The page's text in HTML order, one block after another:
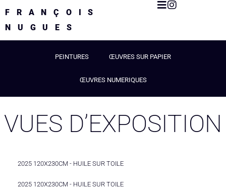
FRANÇOIS
NUGUES
PEINTURES ŒUVRES SUR PAPIER
ŒUVRES NUMERIQUES
VUES D’EXPOSITION
2025 120X230CM - HUILE SUR TOILE
2025 120X230CM - HUILE SUR TOILE